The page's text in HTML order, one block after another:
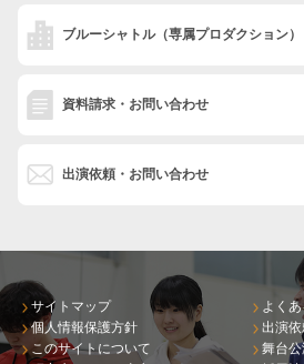
ブルーシャトル（専属プロダクション）
資料請求・お問い合わせ
出演依頼・お問い合わせ
サイトマップ
個人情報保護方針
このサイトについて
よく
出演
舞台